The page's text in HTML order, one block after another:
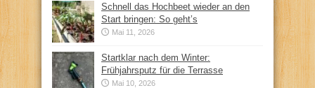
Schnell das Hochbeet wieder an den
Start bringen: So geht’s
Mai 11, 2026
Startklar nach dem Winter:
Frühjahrsputz für die Terrasse
Mai 10, 2026